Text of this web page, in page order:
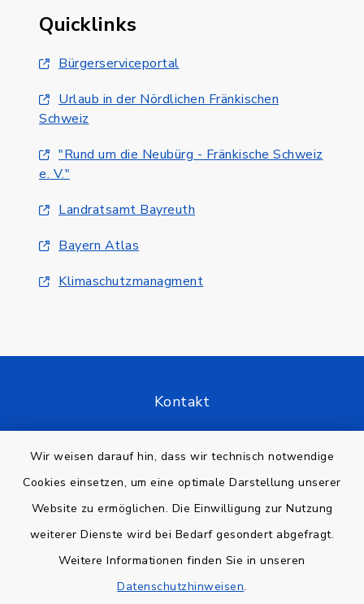
Wir weisen darauf hin, dass wir technisch notwendige
Cookies einsetzen, um eine optimale Darstellung unserer
Website zu ermöglichen. Die Einwilligung zur Nutzung
weiterer Dienste wird bei Bedarf gesondert abgefragt.
Weitere Informationen finden Sie in unseren
Datenschutzhinweisen.
Quicklinks
Bürgerserviceportal
Urlaub in der Nördlichen Fränkischen
Schweiz
"Rund um die Neubürg - Fränkische Schweiz
e. V."
Landratsamt Bayreuth
Bayern Atlas
Klimaschutzmanagment
Kontakt
Datenschutz
Impressum
Sitemap